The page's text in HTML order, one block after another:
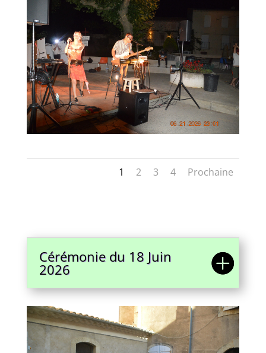
1 2 3 4 Prochaine
Cérémonie du 18 Juin
2026